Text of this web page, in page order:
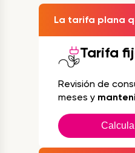
La tarifa plana
Tarifa
Revisión de
meses y